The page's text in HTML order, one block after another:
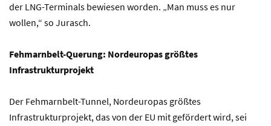
der LNG-Terminals bewiesen worden. „Man muss es nur
wollen,“ so Jurasch.
Fehmarnbelt-Querung: Nordeuropas größtes
Infrastrukturprojekt
Der Fehmarnbelt-Tunnel, Nordeuropas größtes
Infrastrukturprojekt, das von der EU mit gefördert wird, sei